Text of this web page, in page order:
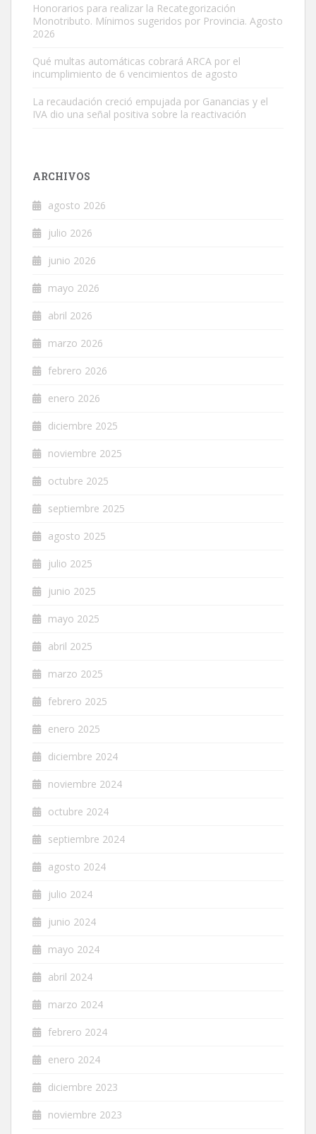
Honorarios para realizar la Recategorización
Monotributo. Mínimos sugeridos por Provincia. Agosto
2026
Qué multas automáticas cobrará ARCA por el
incumplimiento de 6 vencimientos de agosto
La recaudación creció empujada por Ganancias y el
IVA dio una señal positiva sobre la reactivación
ARCHIVOS
agosto 2026
julio 2026
junio 2026
mayo 2026
abril 2026
marzo 2026
febrero 2026
enero 2026
diciembre 2025
noviembre 2025
octubre 2025
septiembre 2025
agosto 2025
julio 2025
junio 2025
mayo 2025
abril 2025
marzo 2025
febrero 2025
enero 2025
diciembre 2024
noviembre 2024
octubre 2024
septiembre 2024
agosto 2024
julio 2024
junio 2024
mayo 2024
abril 2024
marzo 2024
febrero 2024
enero 2024
diciembre 2023
noviembre 2023